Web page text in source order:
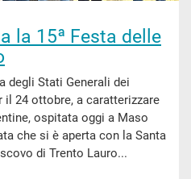
la 15ª Festa delle
degli Stati Generali dei
24 ottobre, a caratterizzare
ospitata oggi a Maso
che si è aperta con la Santa
di Trento Lauro...